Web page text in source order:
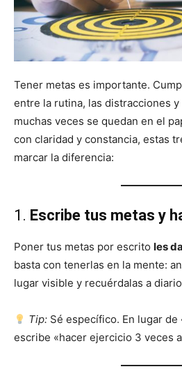
Tener metas es importante.
entre la rutina, las distracciones
muchas veces se quedan en el
con claridad y constancia, estas
marcar la diferencia:
1. Escribe tus metas y
Poner tus metas por escrito les
basta con tenerlas en la mente:
lugar visible y recuérdalas a
Tip: Sé específico. En lugar
escribe «hacer ejercicio 3 veces